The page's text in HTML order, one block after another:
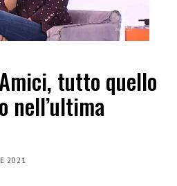
tutto quello
nell’ultima
2021